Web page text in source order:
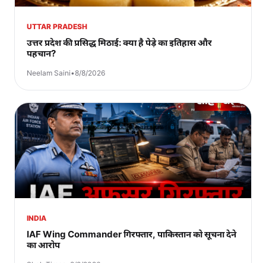
UTTAR PRADESH
उत्तर प्रदेश की प्रसिद्ध मिठाई: क्या है पेड़े का इतिहास और
पहचान?
Neelam Saini•8/8/2026
INDIA
IAF Wing Commander गिरफ्तार, पाकिस्तान को सूचना देने
का आरोप